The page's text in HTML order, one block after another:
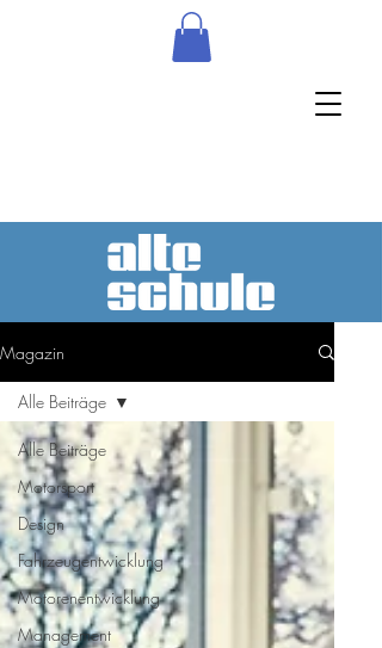
Magazin
Alle Beiträge
Motorsport
Design
Fahrzeugentwicklung
Motorenentwicklung
Management
Alle Beiträge